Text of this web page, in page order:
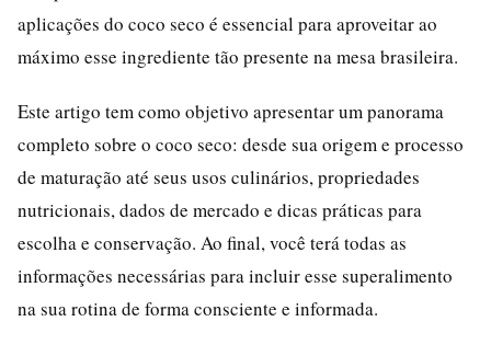
aplicações do coco seco é essencial para aproveitar ao
máximo esse ingrediente tão presente na mesa brasileira.
Este artigo tem como objetivo apresentar um panorama
completo sobre o coco seco: desde sua origem e processo
de maturação até seus usos culinários, propriedades
nutricionais, dados de mercado e dicas práticas para
escolha e conservação. Ao final, você terá todas as
informações necessárias para incluir esse superalimento
na sua rotina de forma consciente e informada.